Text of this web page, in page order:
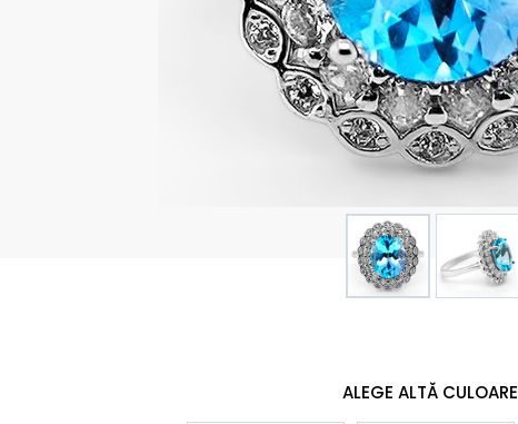
ALEGE ALTĂ CULOARE